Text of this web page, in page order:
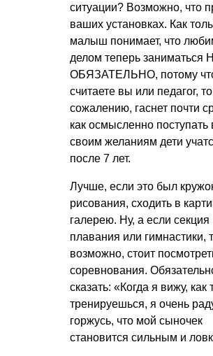
ситуации? Возможно, что
ваших установках. Как
малыш понимает, что
делом теперь заниматься
ОБЯЗАТЕЛЬНО, потому
считаете вы или педагог,
сожалению, гаснет почти
как осмысленно поступать
своим желаниям дети
после 7 лет.
Лучше, если это был
рисования, сходить в
галерею. Ну, а если секция
плавания или гимнастики,
возможно, стоит
соревнования.
сказать: «Когда я вижу, как
тренируешься, я очень
горжусь, что мой сыночек
становится сильным и